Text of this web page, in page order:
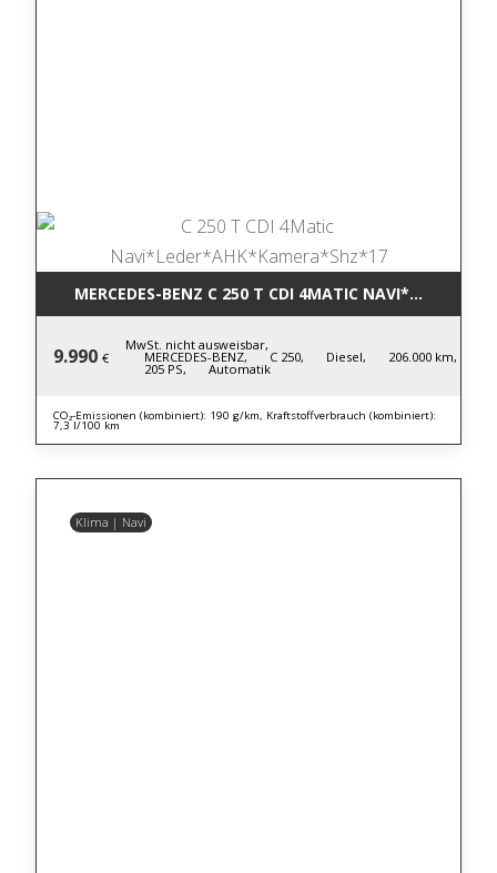
MERCEDES-BENZ C 250 T CDI 4MATIC
9.990 €
MwSt. nicht ausweisbar,
MERCEDES-BENZ, C 250, Diesel, 206.000 km,
205 PS, Automatik
CO₂-Emissionen (kombiniert): 190 g/km, Kraftstoffverbrauch (kombiniert):
7,3 l/100 km
Klima | Navi